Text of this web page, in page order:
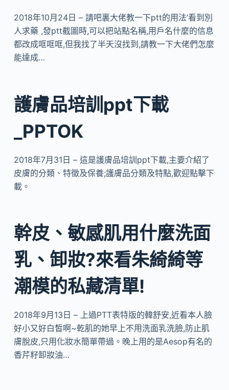
2018年10月24日 – 請吧裏大佬教一下ptt的用法’看到別
人求藥 ,發ptt截圖時,可以把站點名稱,用戶名什麼的信息
都改成哐哐哐,但我找了半天沒找到,請教一下大佬們怎麼
能達成…
護膚品培訓ppt下載
_PPTOK
2018年7月31日 – 這是護膚品培訓ppt下載,主要介紹了
皮膚的分類、特徵及保養;護膚品分類及特點,歡迎點擊下
載。
幹皮、敏感肌用什麼洗面
乳、卸妝?來看朱綺綺等
潮模的私藏清單!
2018年9月13日 – 上過PTT表特版的韓舒安,近看本人臉
好小又好白皙啊~乾肌的她早上不用洗面乳洗臉,防止肌
膚脫皮,只用化妝水簡單帶過。晚上用的是Aesop有名的
香芹籽卸妝油…